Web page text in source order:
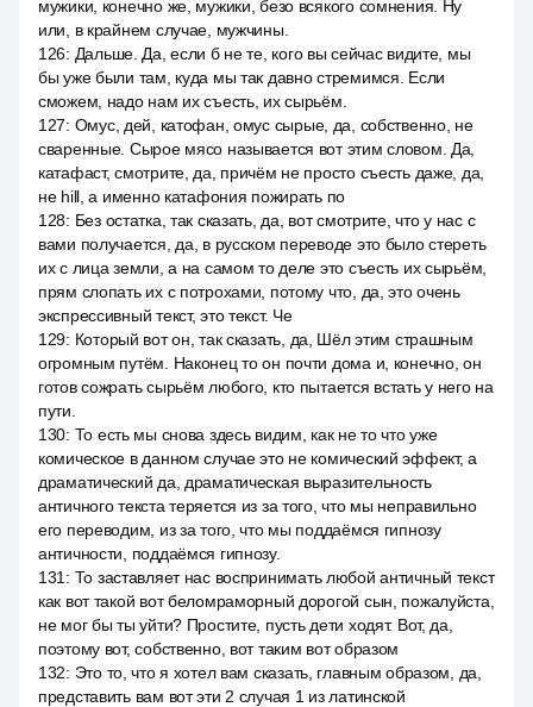
мужики, конечно же, мужики, безо всякого сомнения. Ну
или, в крайнем случае, мужчины.
126: Дальше. Да, если б не те, кого вы сейчас видите, мы
бы уже были там, куда мы так давно стремимся. Если
сможем, надо нам их съесть, их сырьём.
127: Омус, дей, катофан, омус сырые, да, собственно, не
сваренные. Сырое мясо называется вот этим словом. Да,
катафаст, смотрите, да, причём не просто съесть даже, да,
не hill, а именно катафония пожирать по
128: Без остатка, так сказать, да, вот смотрите, что у нас с
вами получается, да, в русском переводе это было стереть
их с лица земли, а на самом то деле это съесть их сырьём,
прям слопать их с потрохами, потому что, да, это очень
экспрессивный текст, это текст. Че
129: Который вот он, так сказать, да, Шёл этим страшным
огромным путём. Наконец то он почти дома и, конечно, он
готов сожрать сырьём любого, кто пытается встать у него на
пути.
130: То есть мы снова здесь видим, как не то что уже
комическое в данном случае это не комический эффект, а
драматический да, драматическая выразительность
античного текста теряется из за того, что мы неправильно
его переводим, из за того, что мы поддаёмся гипнозу
античности, поддаёмся гипнозу.
131 : То заставляет нас воспринимать любой античный текст
как вот такой вот беломраморный дорогой сын, пожалуйста,
не мог бы ты уйти? Простите, пусть дети ходят. Вот, да,
поэтому вот, собственно, вот таким вот образом
132: Это то, что я хотел вам сказать, главным образом, да,
представить вам вот эти 2 случая 1 из латинской